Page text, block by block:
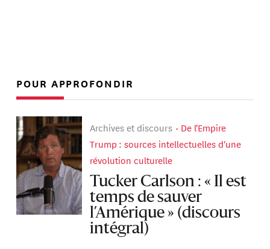
POUR APPROFONDIR
Archives et discours
De l'Empire
Trump : sources intellectuelles d'une
révolution culturelle
Tucker Carlson : « Il est
temps de sauver
l’Amérique » (discours
intégral)